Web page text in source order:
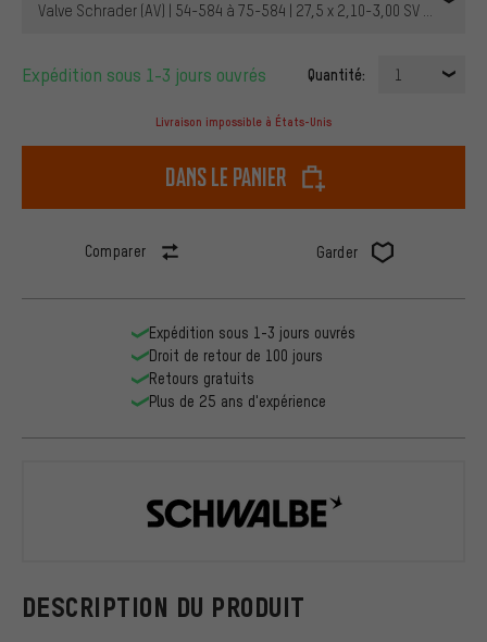
Valve Schrader (AV) | 54-584 à 75-584 | 27,5 x 2,10-3,00 SV 40 mm |
Expédition sous 1-3 jours ouvrés Quantité: 1
Livraison impossible à États-Unis
dans le panier
Comparer Garder
DESCRIPTION DU PRODUIT
Expédition sous 1-3 jours ouvrés
Droit de retour de 100 jours
Retours gratuits
Plus de 25 ans d'expérience